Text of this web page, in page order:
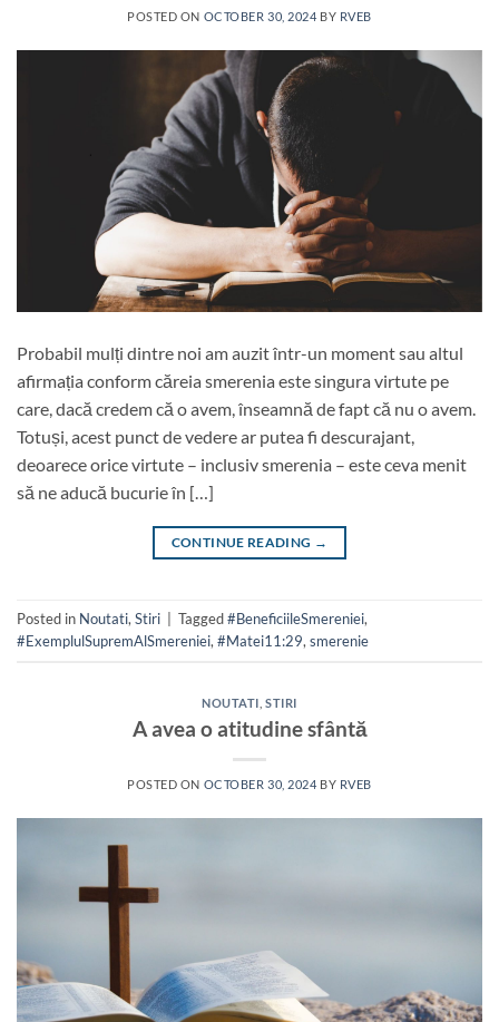
POSTED ON OCTOBER 30, 2024 BY RVEB
Probabil mulți dintre noi am auzit într-un moment sau altul
afirmația conform căreia smerenia este singura virtute pe
care, dacă credem că o avem, înseamnă de fapt că nu o avem.
Totuși, acest punct de vedere ar putea fi descurajant,
deoarece orice virtute – inclusiv smerenia – este ceva menit
să ne aducă bucurie în […]
CONTINUE READING →
Posted in Noutati,Stiri Tagged#BeneficiileSmereniei,
#ExemplulSupremAlSmereniei,#Matei11:29,smerenie
NOUTATI ,STIRI
A avea o atitudine sfântă
POSTED ON OCTOBER 30, 2024 BY RVEB